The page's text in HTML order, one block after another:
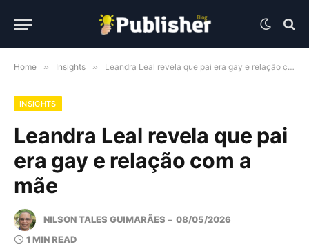
Home » Insights » Leandra Leal revela que pai era gay e relação com a mãe
INSIGHTS
Leandra Leal revela que pai
era gay e relação com a
mãe
NILSON TALES GUIMARÃES
08/05/2026
1 MIN READ